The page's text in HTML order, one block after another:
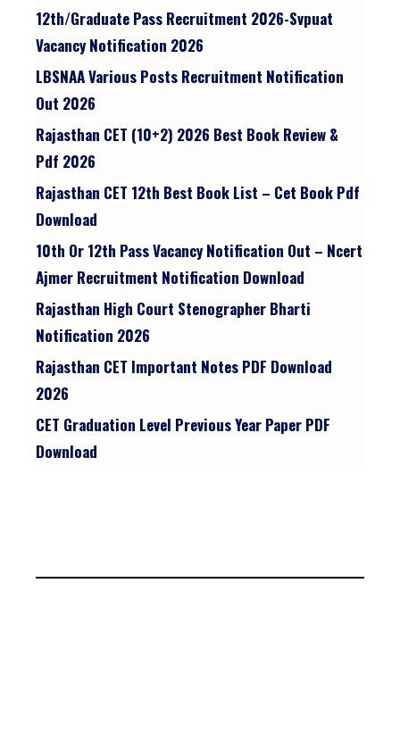
12th/graduate Pass Recruitment 2026-Svpuat
Vacancy Notification 2026
LBSNAA Various Posts Recruitment Notification
Out 2026
Rajasthan CET (10+2) 2026 Best Book Review &
Pdf 2026
Rajasthan CET 12th Best Book List – Cet Book Pdf
Download
10th Or 12th Pass Vacancy Notification Out – Ncert
Ajmer Recruitment Notification Download
Rajasthan High Court Stenographer Bharti
Notification 2026
Rajasthan CET Important Notes PDF Download
2026
CET Graduation Level Previous Year Paper PDF
Download